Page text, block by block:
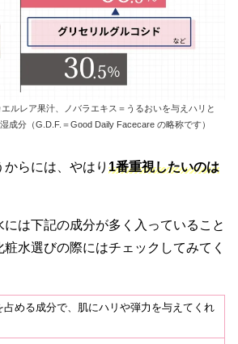
ルレア果汁、ノバラエキス＝うるおいを与えハリと
成分（G.D.F.＝Good Daily Facecare の略称です）
らには、やはり 1番重視したいのは
は下記の成分が多く入っていること
水選びの際にはチェックしてみてく
占める成分で、肌にハリや弾力を与えてくれ